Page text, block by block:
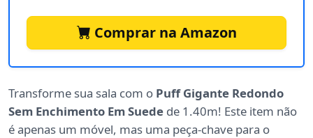
Comprar na Amazon
Transforme sua sala com o Puff Gigante Redondo
Sem Enchimento Em Suede de 1.40m! Este item não
é apenas um móvel, mas uma peça-chave para o